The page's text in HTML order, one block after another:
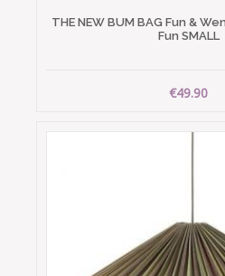
THE NEW BUM BAG Fun &
Fun SMALL
€49.90